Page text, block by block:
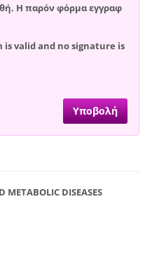
Η παρόν φόρμα εγγραφ
valid and no signature is
METABOLIC DISEASES